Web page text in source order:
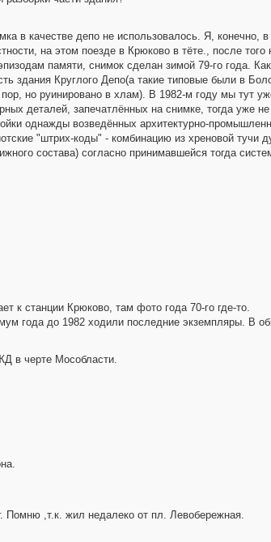
в качестве депо не использовалось. Я, конечно,
на этом поезде в Крюково в тёте., после
памяти, снимок сделан зимой 79-го года.
здания Круглого Депо(а такие типовые были в
но руинировано в хлам). В 1982-м году мы тут
деталей, запечатлённых на снимке, тогда уже
однажды возведённых архитектурно-
"штрих-коды" - комбинацию из хреновой тучи
состава) согласно принимавшейся тогда
к станции Крюково, там фото года 70-го где-то.
года до 1982 ходили последние экземпляры. В
в черте Мособласти.
Помню ,т.к. жил недалеко от пл. Левобережная.